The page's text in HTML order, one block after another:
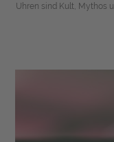
Uhren sind Kult, Mythos